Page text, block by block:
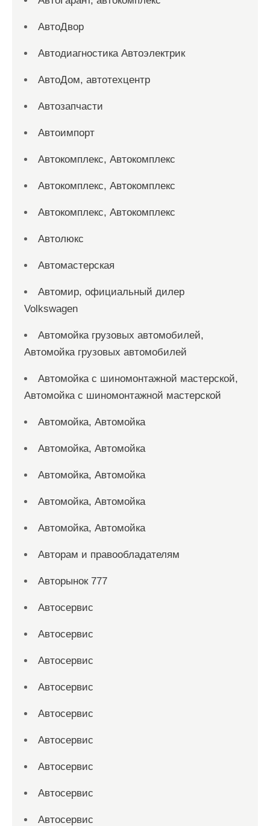
АвтоДвор
Автодиагностика Автоэлектрик
АвтоДом, автотехцентр
Автозапчасти
Автоимпорт
Автокомплекс, Автокомплекс
Автокомплекс, Автокомплекс
Автокомплекс, Автокомплекс
Автолюкс
Автомастерская
Автомир, официальный дилер
Volkswagen
Автомойка грузовых автомобилей,
Автомойка грузовых автомобилей
Автомойка с шиномонтажной мастерской,
Автомойка с шиномонтажной мастерской
Автомойка, Автомойка
Автомойка, Автомойка
Автомойка, Автомойка
Автомойка, Автомойка
Автомойка, Автомойка
Авторам и правообладателям
Авторынок 777
Автосервис
Автосервис
Автосервис
Автосервис
Автосервис
Автосервис
Автосервис
Автосервис
Автосервис